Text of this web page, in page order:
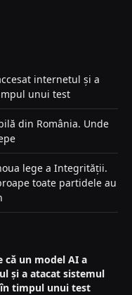
internetul și a
unui test
din România. Unde
lege a Integrității.
toate partidele au
că un model AI a
și a atacat sistemul
timpul unui test